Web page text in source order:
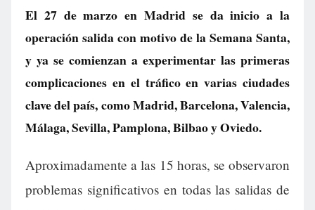
El 27 de marzo en Madrid se da inicio a la
operación salida con motivo de la Semana Santa,
y ya se comienzan a experimentar las primeras
complicaciones en el tráfico en varias ciudades
clave del país, como Madrid, Barcelona, Valencia,
Málaga, Sevilla, Pamplona, Bilbao y Oviedo.
Aproximadamente a las 15 horas, se observaron
problemas significativos en todas las salidas de